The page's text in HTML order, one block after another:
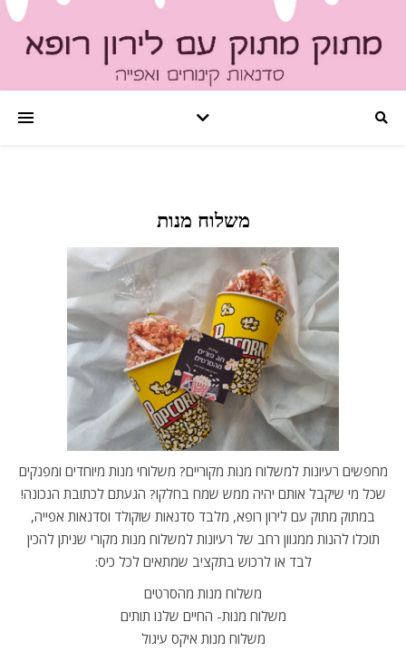
משלוח מנות
מחפשים רעיונות למשלוח מנות מקוריים? משלוחי מנות מיוחדים ומפנקים
שכל מי שיקבל אותם יהיה ממש שמח בחלקו? הגעתם לכתובת הנכונה!
במתוק מתוק עם לירון רופא, מלבד סדנאות שוקולד וסדנאות אפייה,
תוכלו להנות ממגוון רחב של רעיונות למשלוח מנות מקורי שניתן להכין
לבד או לרכוש בתקציב שמתאים לכל כיס:
משלוח מנות מהסרטים
משלוח מנות- החיים שלנו תותים
משלוח מנות איקס עיגול